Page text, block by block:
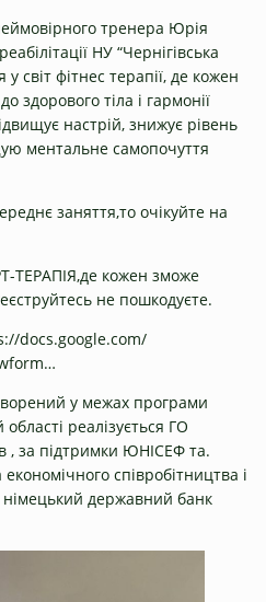
тренера Юрія
НУ “Чернігівська
світ фітнес терапії, де кожен
здорового тіла і гармонії
настрій, знижує рівень
ментальне самопочуття
заняття,то очікуйте на
ТЕРАПІЯ,де кожен зможе
не пошкодуєте.
docs.google.com/
у межах програми
області реалізується ГО
, за підтримки ЮНІСЕФ та.
співробітництва і
державний банк